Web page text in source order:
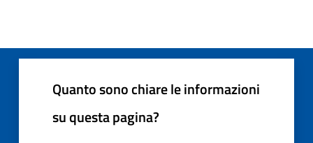
Quanto sono chiare le informazioni
su questa pagina?